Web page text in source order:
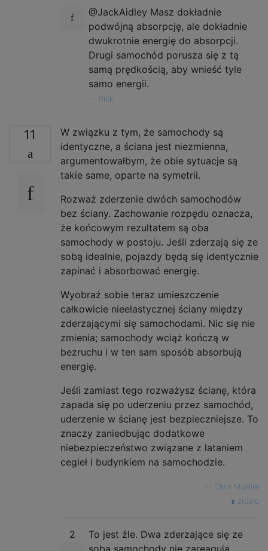
@JackAidley Masz dokładnie
podwójną absorpcję, ale dokładnie
dwukrotnie energię do absorpcji.
Drugi samochód porusza się z tą
samą prędkością, aby wnieść tyle
samo energii.
Rick
11
W związku z tym, że samochody są
identyczne, a ściana jest niezmienna,
argumentowałbym, że obie sytuacje są
takie same, oparte na symetrii.
Rozważ zderzenie dwóch samochodów
bez ściany. Zachowanie rozpędu oznacza,
że ​​końcowym rezultatem są oba
samochody w postoju. Jeśli zderzają się ze
sobą idealnie, pojazdy będą się identycznie
zapinać i absorbować energię.
Wyobraź sobie teraz umieszczenie
całkowicie nieelastycznej ściany między
zderzającymi się samochodami. Nic się nie
zmienia; samochody wciąż kończą w
bezruchu i w ten sam sposób absorbują
energię.
Jeśli zamiast tego rozważysz ścianę, która
zapada się po uderzeniu przez samochód,
uderzenie w ścianę jest bezpieczniejsze. To
znaczy zaniedbując dodatkowe
niebezpieczeństwo związane z lataniem
cegieł i budynkiem na samochodzie.
Chris Mueller
źródło
2
To jest źle. Dwa zderzające się ze